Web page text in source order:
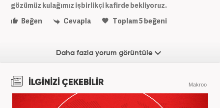
gözümüz kulağımız işbirlikçi kafirde bekliyoruz.
Beğen
Cevapla Toplam5beğeni
Daha fazla yorum görüntüle
İLGİNİZİ ÇEKEBİLİR Makroo